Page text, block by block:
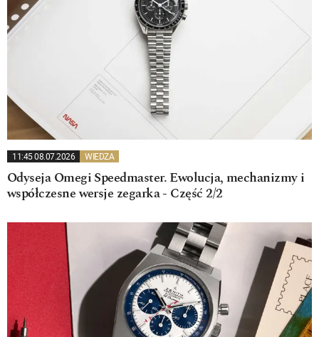
11:45 08.07.2026 WIEDZA
Odyseja Omegi Speedmaster. Ewolucja, mechanizmy i
współczesne wersje zegarka - Część 2/2